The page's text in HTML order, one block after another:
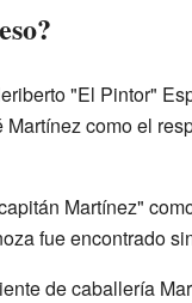
"El Pintor"
como el
Martínez"
fue encontrado
de caballería